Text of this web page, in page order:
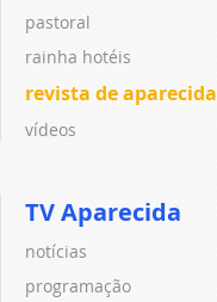
pastoral
rainha hotéis
revista de aparecida
vídeos
TV Aparecida
notícias
programação